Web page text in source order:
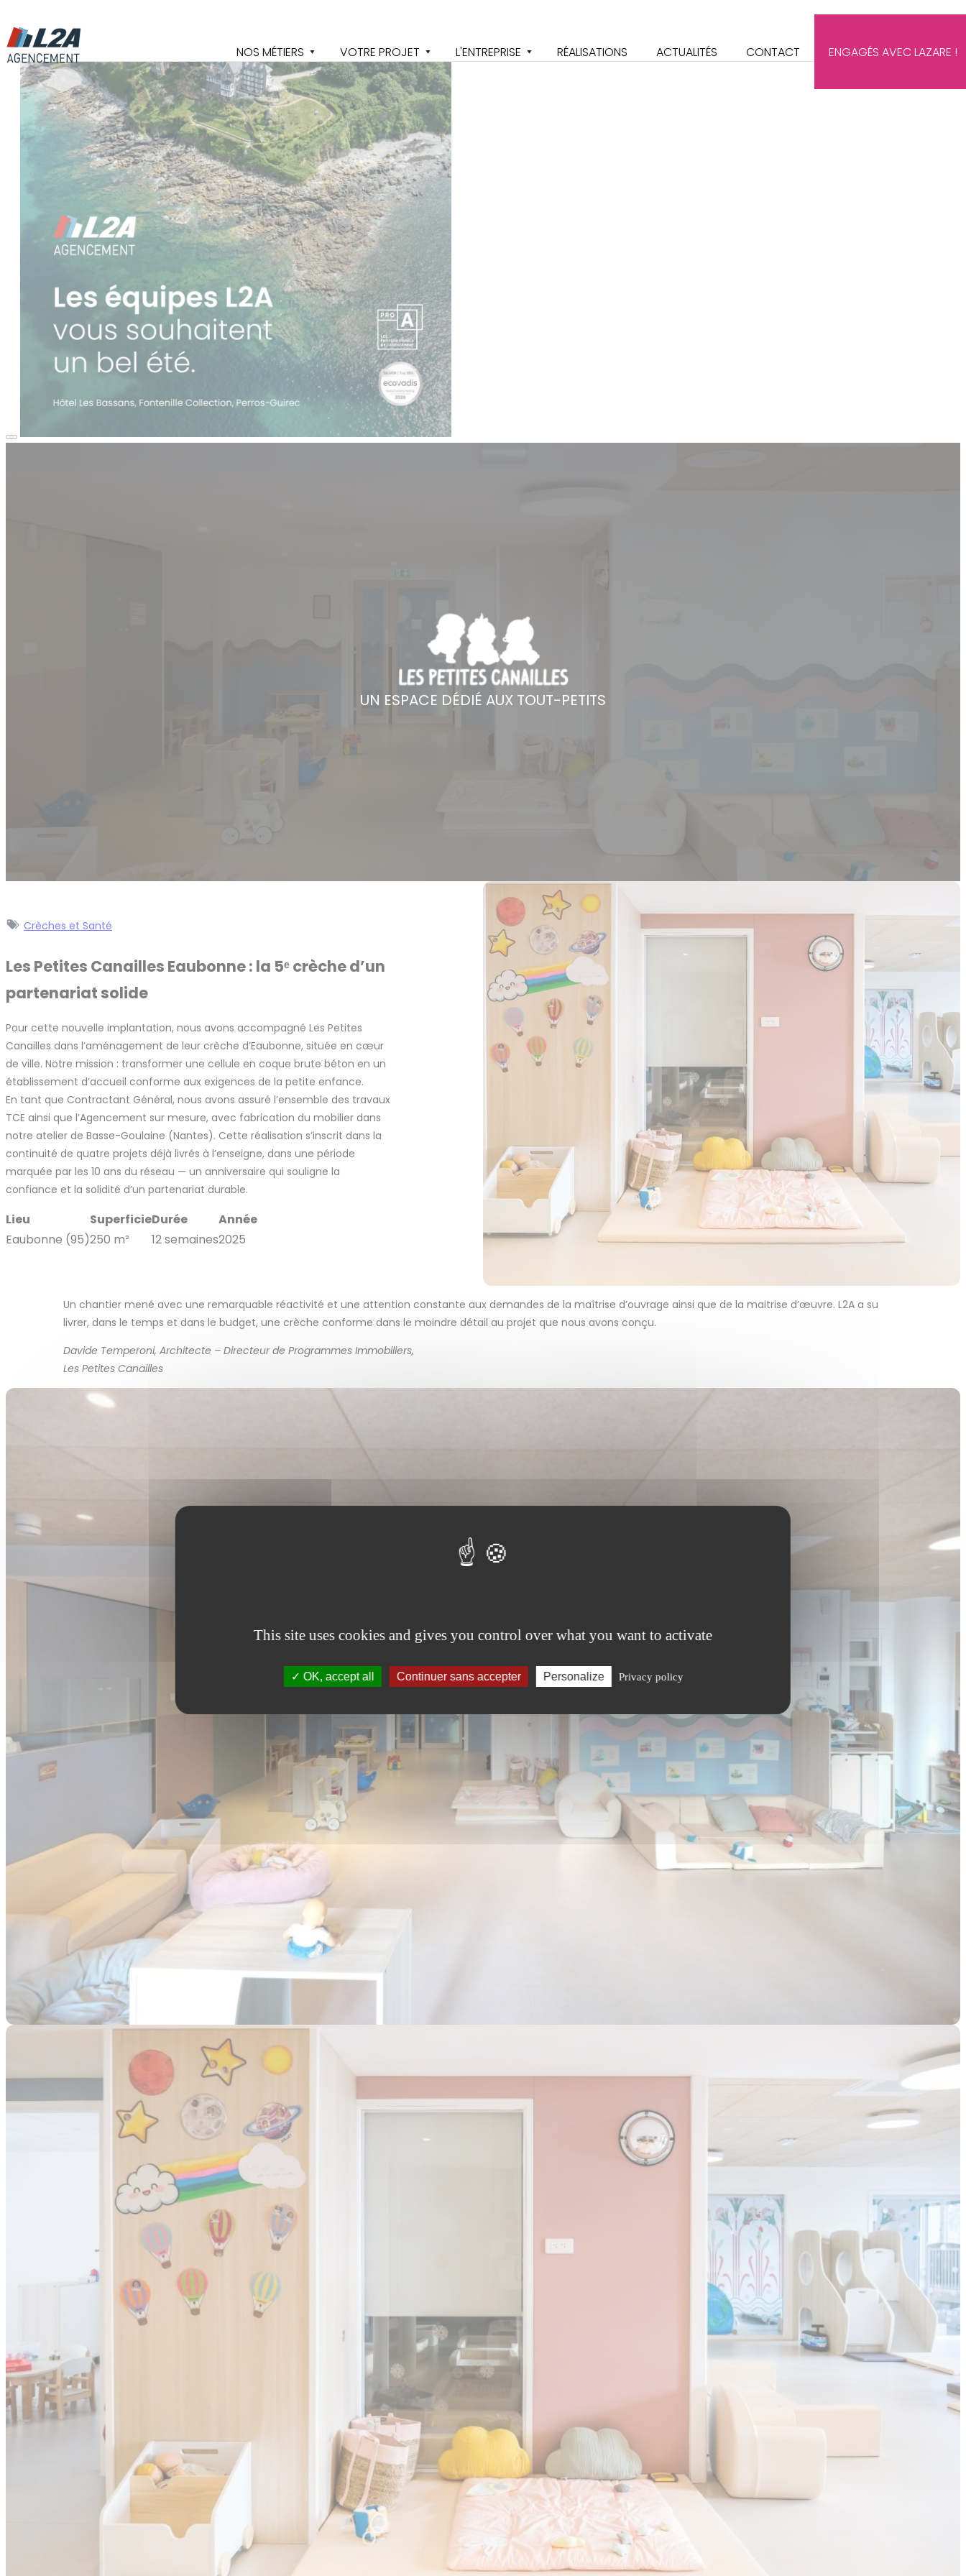
This site uses cookies and gives you control over what you want to activate
OK, accept all Continuer sans accepter Personalize Privacy policy
NOS MÉTIERS VOTRE PROJET L'ENTREPRISE RÉALISATIONS ACTUALITÉS CONTACT ENGAGÉS AVEC LAZARE !
UN ESPACE DÉDIÉ AUX TOUT-PETITS
Crèches et Santé
Les Petites Canailles Eaubonne : la 5ᵉ crèche d’un
partenariat solide
Pour cette nouvelle implantation, nous avons accompagné Les Petites
Canailles dans l’aménagement de leur crèche d’Eaubonne, située en cœur
de ville. Notre mission : transformer une cellule en coque brute béton en un
établissement d’accueil conforme aux exigences de la petite enfance.
En tant que Contractant Général, nous avons assuré l’ensemble des travaux
TCE ainsi que l’Agencement sur mesure, avec fabrication du mobilier dans
notre atelier de Basse-Goulaine (Nantes). Cette réalisation s’inscrit dans la
continuité de quatre projets déjà livrés à l’enseigne, dans une période
marquée par les 10 ans du réseau — un anniversaire qui souligne la
confiance et la solidité d’un partenariat durable.
Lieu
Eaubonne (95)
Superficie
250 m²
Durée
12 semaines
Année
2025
Un chantier mené avec une remarquable réactivité et une attention constante aux demandes de la maîtrise d’ouvrage ainsi que de la maitrise d’œuvre. L2A a su
livrer, dans le temps et dans le budget, une crèche conforme dans le moindre détail au projet que nous avons conçu.
Davide Temperoni, Architecte – Directeur de Programmes Immobiliers,
Les Petites Canailles